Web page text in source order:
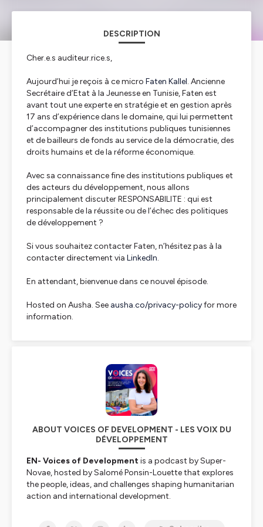
DESCRIPTION
Cher.e.s auditeur.rice.s,
Aujourd’hui je reçois à ce micro Faten Kallel. Ancienne
Secrétaire d’Etat à la Jeunesse en Tunisie, Faten est
avant tout une experte en stratégie et en gestion après
17 ans d’expérience dans le domaine, qui lui permettent
d’accompagner des institutions publiques tunisiennes
et de bailleurs de fonds au service de la démocratie, des
droits humains et de la réforme économique.
Avec sa connaissance fine des institutions publiques et
des acteurs du développement, nous allons
principalement discuter RESPONSABILITE : qui est
responsable de la réussite ou de l’échec des politiques
de développement ?
Si vous souhaitez contacter Faten, n’hésitez pas à la
contacter directement via LinkedIn.
En attendant, bienvenue dans ce nouvel épisode.
Hosted on Ausha. See ausha.co/privacy-policyfor more
information.
ABOUT VOICES OF DEVELOPMENT - LES VOIX DU
DÉVELOPPEMENT
EN- Voices of Developmentis a podcast by Super-
Novae, hosted by Salomé Ponsin-Louette that explores
the people, ideas, and challenges shaping humanitarian
action and international development.